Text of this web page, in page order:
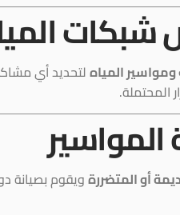
ومواسير المياهلتحديد أي
المحتملة.
المواسير
أو المتضررةويقوم